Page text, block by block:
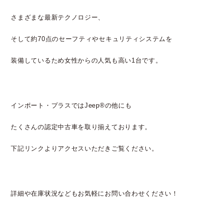
さまざまな最新テクノロジー、
そして約70点のセーフティやセキュリティシステムを
装備しているため女性からの人気も高い1台です。
インポート・プラスではJeep®の他にも
たくさんの認定中古車を取り揃えております。
下記リンクよりアクセスいただきご覧ください。
詳細や在庫状況などもお気軽にお問い合わせください！